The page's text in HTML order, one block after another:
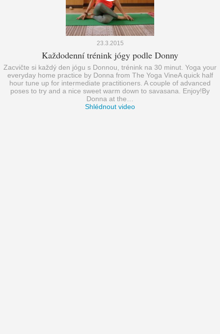
23.3.2015
Každodenní trénink jógy podle Donny
Zacvičte si každý den jógu s Donnou, trénink na 30 minut. Yoga your
everyday home practice by Donna from The Yoga VineA quick half
hour tune up for intermediate practitioners. A couple of advanced
poses to try and a nice sweet warm down to savasana. Enjoy!By
Donna at the…
Shlédnout video